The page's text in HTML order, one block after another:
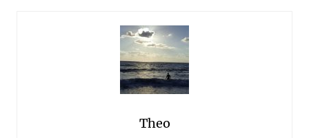
Theo